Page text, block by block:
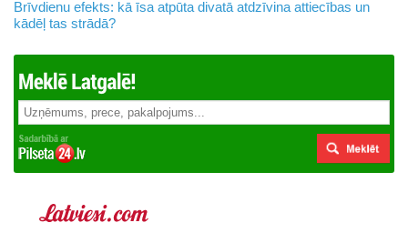
Brīvdienu efekts: kā īsa atpūta divatā atdzīvina attiecības un
kādēļ tas strādā?